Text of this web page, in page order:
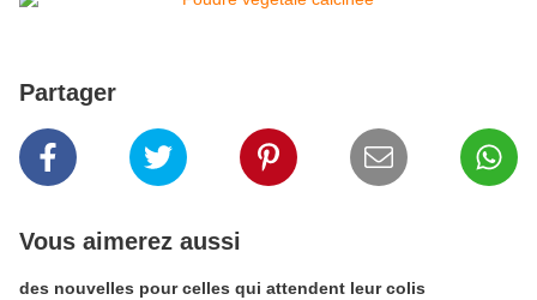
Partager
Vous aimerez aussi
des nouvelles pour celles qui attendent leur colis